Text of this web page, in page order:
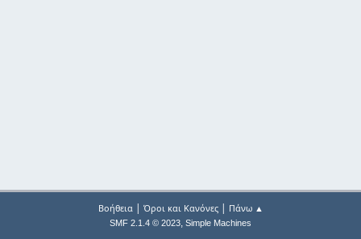
Βοήθεια| Όροι και Κανόνες| Πάνω ▲
SMF 2.1.4 © 2023, Simple Machines